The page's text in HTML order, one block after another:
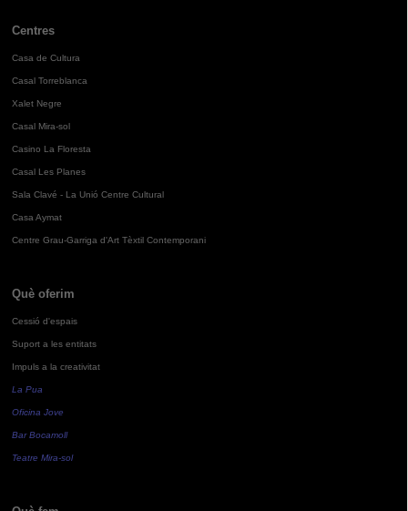
Centres
Casa de Cultura
Casal Torreblanca
Xalet Negre
Casal Mira-sol
Casino La Floresta
Casal Les Planes
Sala Clavé - La Unió Centre Cultural
Casa Aymat
Centre Grau-Garriga d'Art Tèxtil Contemporani
Què oferim
Cessió d'espais
Suport a les entitats
Impuls a la creativitat
La Pua
Oficina Jove
Bar Bocamoll
Teatre Mira-sol